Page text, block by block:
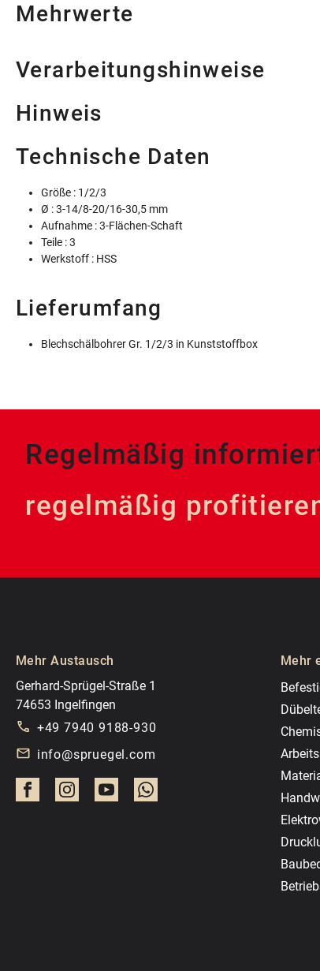
Mehrwerte
Verarbeitungshinweise
Hinweis
Technische Daten
Größe : 1/2/3
Ø : 3-14/8-20/16-30,5 mm
Aufnahme : 3-Flächen-Schaft
Teile : 3
Werkstoff : HSS
Lieferumfang
Blechschälbohrer Gr. 1/2/3 in Kunststoffbox
Regelmäßig
regelmäßig
Mehr Austausch
Gerhard-Sprügel-Straße 1
74653 Ingelfingen
+49 7940 9188-930
info@spruegel.com
Mehr